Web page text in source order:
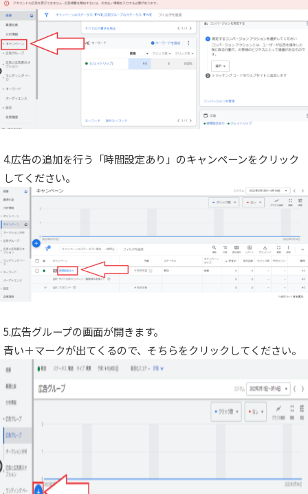
4.広告の追加を行う「時間設定あり」のキャンペーンをクリック
してください。
5.広告グループの画面が開きます。
青い＋マークが出てくるので、そちらをクリックしてください。